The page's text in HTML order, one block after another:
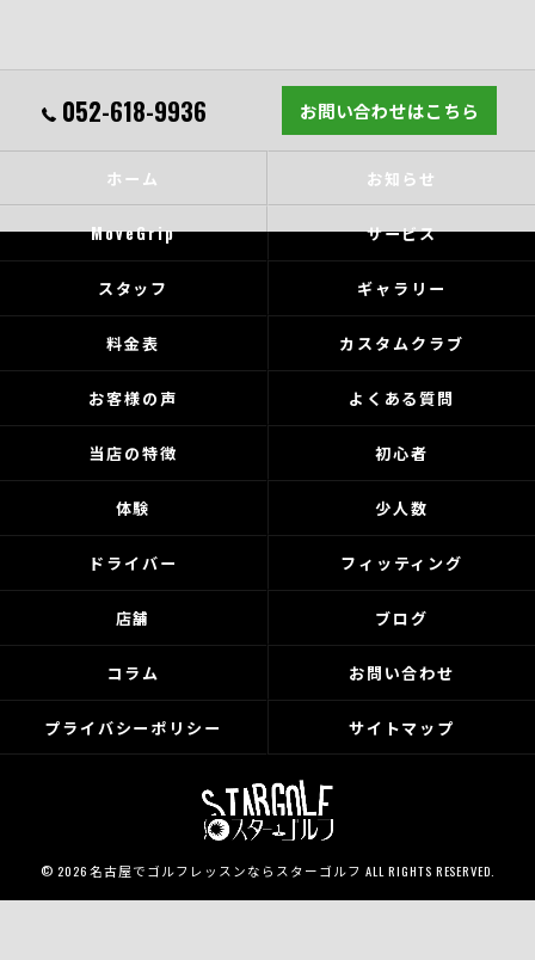
052-618-9936 お問い合わせはこちら
ホーム お知らせ
MoveGrip サービス
スタッフ ギャラリー
料金表 カスタムクラブ
お客様の声 よくある質問
当店の特徴 初心者
体験 少人数
ドライバー フィッティング
店舗 ブログ
コラム お問い合わせ
プライバシーポリシー サイトマップ
© 2026 名古屋でゴルフレッスンならスターゴルフ ALL RIGHTS RESERVED.